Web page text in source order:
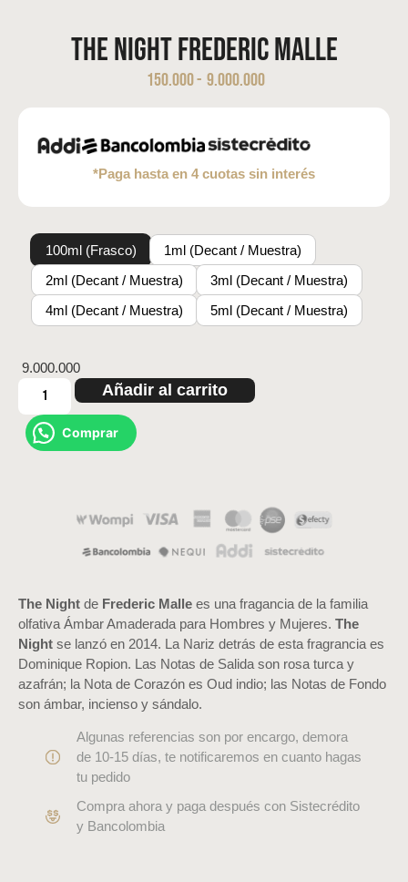
The Night Frederic Malle
150.000- 9.000.000
*Paga hasta en 4 cuotas sin interés
100ml (Frasco)
1ml (Decant / Muestra)
2ml (Decant / Muestra)
3ml (Decant / Muestra)
4ml (Decant / Muestra)
5ml (Decant / Muestra)
9.000.000
Añadir al carrito
Comprar
The Night de Frederic Malle es una fragancia de la familia
olfativa Ámbar Amaderada para Hombres y Mujeres. The
Night se lanzó en 2014. La Nariz detrás de esta fragrancia es
Dominique Ropion. Las Notas de Salida son rosa turca y
azafrán; la Nota de Corazón es Oud indio; las Notas de Fondo
son ámbar, incienso y sándalo.
Algunas referencias son por encargo, demora
de 10-15 días, te notificaremos en cuanto hagas
tu pedido
Compra ahora y paga después con Sistecrédito
y Bancolombia